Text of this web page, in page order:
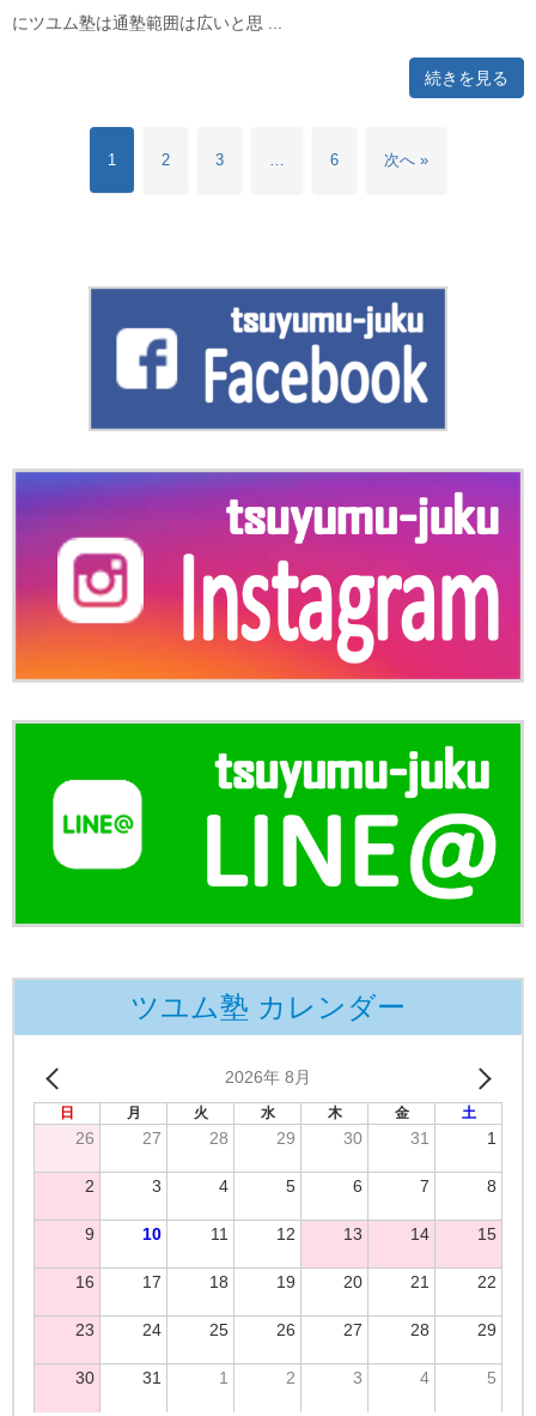
にツユム塾は通塾範囲は広いと思 ...
続きを見る
1 2 3 … 6 次へ »
ツユム塾 カレンダー
2026年 8月
日 月 火 水 木 金 土
26 27 28 29 30 31 1
2 3 4 5 6 7 8
9 10 11 12 13 14 15
16 17 18 19 20 21 22
23 24 25 26 27 28 29
30 31 1 2 3 4 5